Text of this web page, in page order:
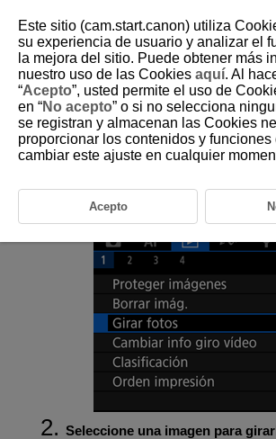
D266-145
Giro de fotografías
Puede usar esta función para girar la imagen
Seleccione [
Seleccione una imagen para
Este sitio (cam.start.canon) utiliza
su experiencia de usuario y analizar el
la mejora del sitio. Puede obtener más
nuestro uso de las Cookies aquí. Al
“Acepto”, usted permite el uso de
en “No acepto” o si no selecciona
se registran y almacenan las Cookies
proporcionar los contenidos y
cambiar este ajuste en cualquier
Acepto